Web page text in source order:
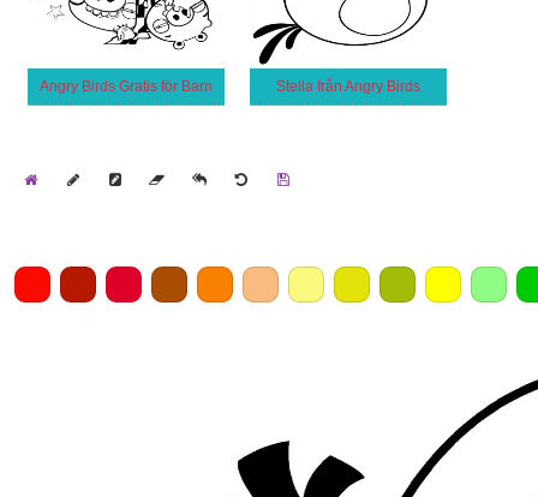
Angry Birds Gratis för Barn Stella från Angry Birds